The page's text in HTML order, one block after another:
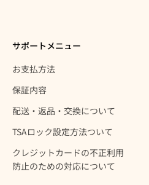
サポートメニュー
お支払方法
保証内容
配送・返品・交換について
TSAロック設定方法ついて
クレジットカードの不正利用
防止のための対応について